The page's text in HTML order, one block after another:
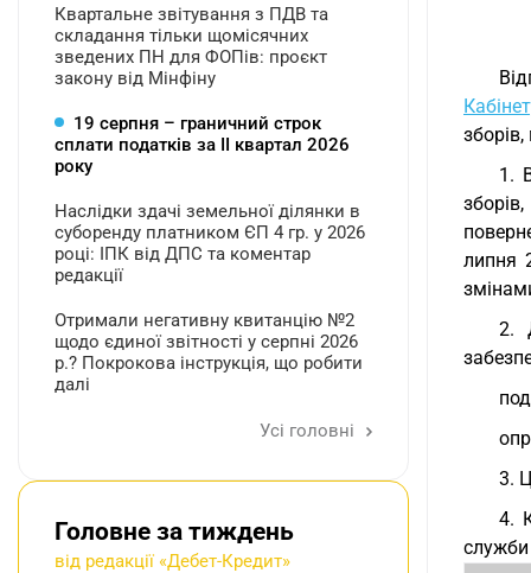
1.
липня
2.
3.
4.
Квартальне звітування з ПДВ та
складання тільки щомісячних
зведених ПН для ФОПів: проєкт
закону від Мінфіну
19 серпня – граничний строк
сплати податків за ІI квартал 2026
року
Наслідки здачі земельної ділянки в
суборенду платником ЄП 4 гр. у 2026
році: ІПК від ДПС та коментар
редакції
Отримали негативну квитанцію №2
щодо єдиної звітності у серпні 2026
р.? Покрокова інструкція, що робити
далі
Усі головні
Головне за тиждень
від редакції «Дебет-Кредит»